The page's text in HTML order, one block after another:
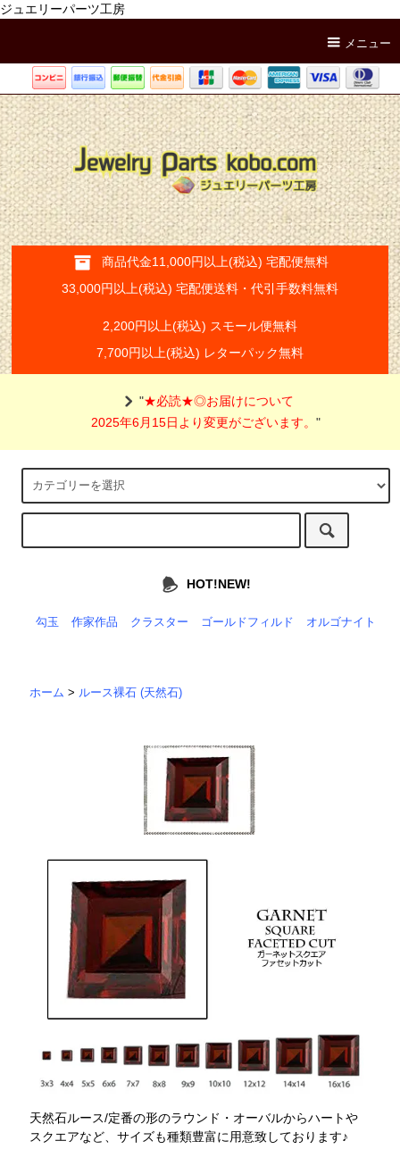
ジュエリーパーツ工房
メニュー
商品代金11,000円以上(税込) 宅配便無料
33,000円以上(税込) 宅配便送料・代引手数料無料
2,200円以上(税込) スモール便無料
7,700円以上(税込) レターパック無料
"★必読★◎お届けについて
2025年6月15日より変更がございます。"
HOT!NEW!
勾玉 作家作品 クラスター ゴールドフィルド オルゴナイト
ホーム > ルース裸石 (天然石)
天然石ルース/定番の形のラウンド・オーバルからハートや
スクエアなど、サイズも種類豊富に用意致しております♪